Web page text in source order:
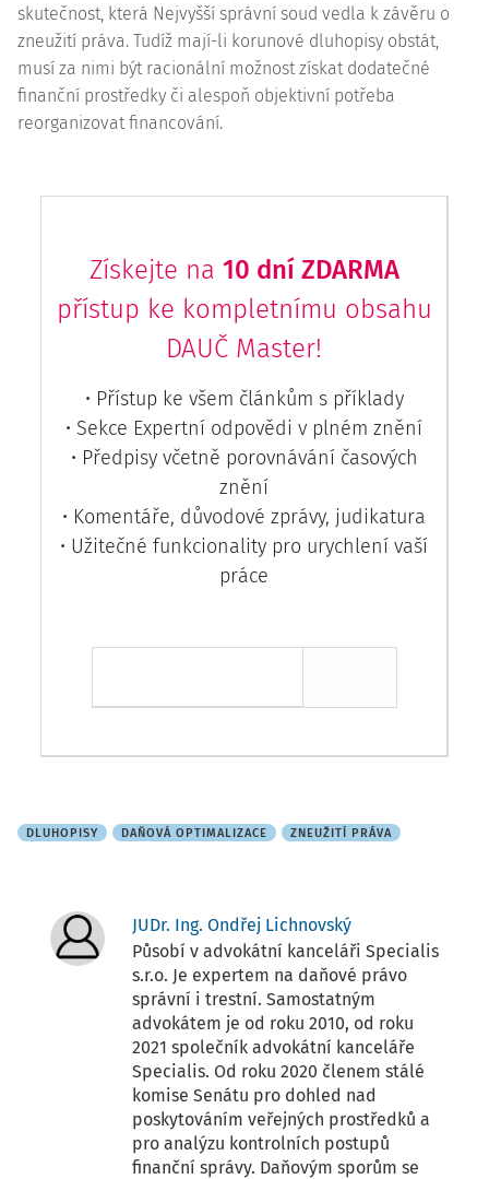
skutečnost, která Nejvyšší správní soud vedla k závěru o
zneužití práva. Tudíž mají-li korunové dluhopisy obstát,
musí za nimi být racionální možnost získat dodatečné
finanční prostředky či alespoň objektivní potřeba
reorganizovat financování.
Získejte na 10 dní ZDARMA
přístup ke kompletnímu obsahu
DAUČ Master!
• Přístup ke všem článkům s příklady
• Sekce Expertní odpovědi v plném znění
• Předpisy včetně porovnávání časových
znění
• Komentáře, důvodové zprávy, judikatura
• Užitečné funkcionality pro urychlení vaší
práce
DLUHOPISY DAŇOVÁ OPTIMALIZACE ZNEUŽITÍ PRÁVA
JUDr. Ing. Ondřej Lichnovský
Působí v advokátní kanceláři Specialis
s.r.o. Je expertem na daňové právo
správní i trestní. Samostatným
advokátem je od roku 2010, od roku
2021 společník advokátní kanceláře
Specialis. Od roku 2020 členem stálé
komise Senátu pro dohled nad
poskytováním veřejných prostředků a
pro analýzu kontrolních postupů
finanční správy. Daňovým sporům se